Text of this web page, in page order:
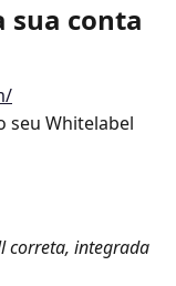
sua conta
seu Whitelabel
correta, integrada